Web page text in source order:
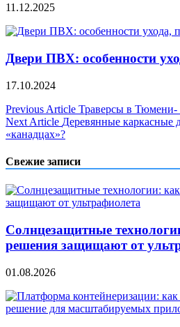
11.12.2025
Двери ПВХ: особенности
17.10.2024
Навигация
по
Previous Article Траверсы в Тюмени-
Next Article Деревянные каркасные
«канадцах»?
Свежие записи
Солнцезащитные
решения защищают от
01.08.2026